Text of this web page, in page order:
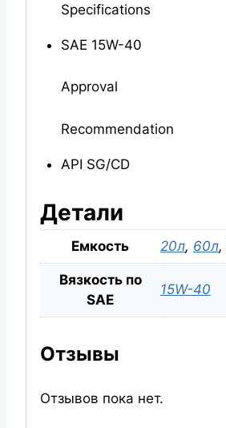
Specifications
SAE 15W-40
Approval
Recommendation
API SG/CD
Детали
Емкость 20л, 60л,
Вязкость по
SAE
15W-40
Отзывы
Отзывов пока нет.